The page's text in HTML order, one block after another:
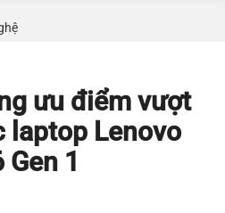
ưu điểm vượt
laptop Lenovo
1